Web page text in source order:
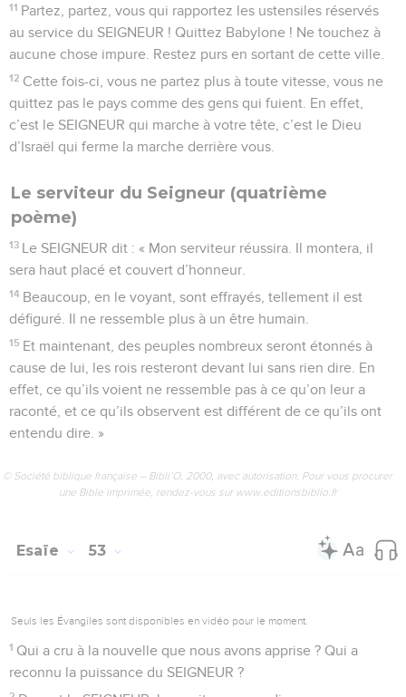
11 Partez, partez, vous qui rapportez les ustensiles réservés
au service du SEIGNEUR ! Quittez Babylone ! Ne touchez à
aucune chose impure. Restez purs en sortant de cette ville.
12 Cette fois-ci, vous ne partez plus à toute vitesse, vous ne
quittez pas le pays comme des gens qui fuient. En effet,
c’est le SEIGNEUR qui marche à votre tête, c’est le Dieu
d’Israël qui ferme la marche derrière vous.
Le serviteur du Seigneur (quatrième
poème)
13 Le SEIGNEUR dit : « Mon serviteur réussira. Il montera, il
sera haut placé et couvert d’honneur.
14 Beaucoup, en le voyant, sont effrayés, tellement il est
défiguré. Il ne ressemble plus à un être humain.
15 Et maintenant, des peuples nombreux seront étonnés à
cause de lui, les rois resteront devant lui sans rien dire. En
effet, ce qu’ils voient ne ressemble pas à ce qu’on leur a
raconté, et ce qu’ils observent est différent de ce qu’ils ont
entendu dire. »
© Société biblique française – Bibli’O, 2000, avec autorisation. Pour vous procurer
une Bible imprimée, rendez-vous sur www.editionsbiblio.fr
Esaïe 53
Seuls les Évangiles sont disponibles en vidéo pour le moment.
1 Qui a cru à la nouvelle que nous avons apprise ? Qui a
reconnu la puissance du SEIGNEUR ?